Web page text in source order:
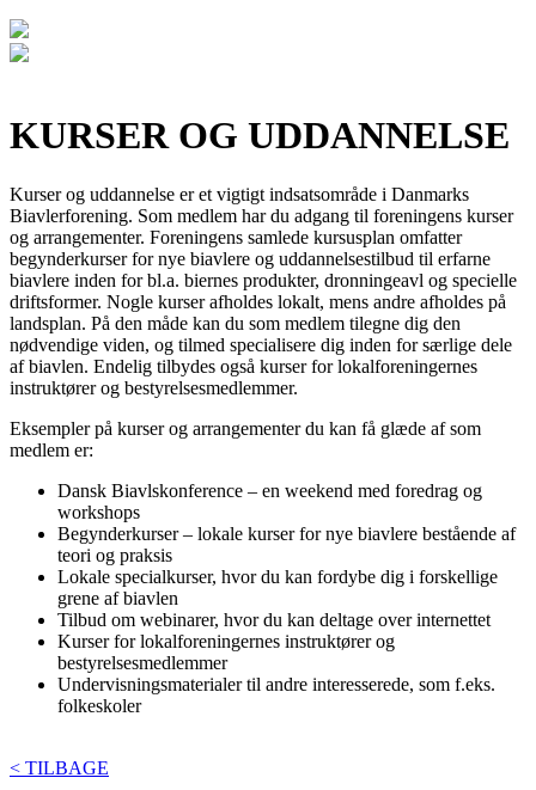
KURSER OG UDDANNELSE
Kurser og uddannelse er et vigtigt indsatsområde i Danmarks
Biavlerforening. Som medlem har du adgang til foreningens kurser
og arrangementer. Foreningens samlede kursusplan omfatter
begynderkurser for nye biavlere og uddannelsestilbud til erfarne
biavlere inden for bl.a. biernes produkter, dronningeavl og specielle
driftsformer. Nogle kurser afholdes lokalt, mens andre afholdes på
landsplan. På den måde kan du som medlem tilegne dig den
nødvendige viden, og tilmed specialisere dig inden for særlige dele
af biavlen. Endelig tilbydes også kurser for lokalforeningernes
instruktører og bestyrelsesmedlemmer.
Eksempler på kurser og arrangementer du kan få glæde af som
medlem er:
Dansk Biavlskonference – en weekend med foredrag og
workshops
Begynderkurser – lokale kurser for nye biavlere bestående af
teori og praksis
Lokale specialkurser, hvor du kan fordybe dig i forskellige
grene af biavlen
Tilbud om webinarer, hvor du kan deltage over internettet
Kurser for lokalforeningernes instruktører og
bestyrelsesmedlemmer
Undervisningsmaterialer til andre interesserede, som f.eks.
folkeskoler
< TILBAGE